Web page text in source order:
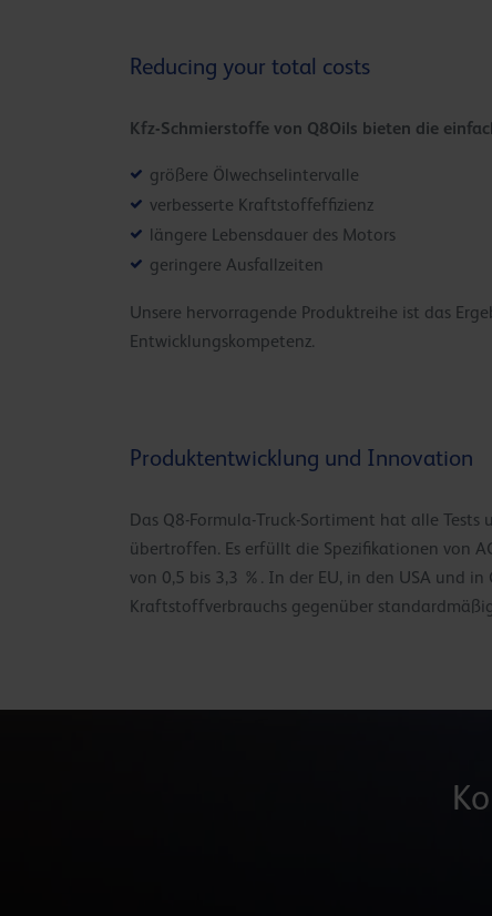
Reducing your total costs
Kfz-Schmierstoffe von Q8Oils bieten die
größere Ölwechselintervalle
verbesserte Kraftstoffeffizienz
längere Lebensdauer des Motors
geringere Ausfallzeiten
Unsere hervorragende Produktreihe ist das
Entwicklungskompetenz.
Produktentwicklung und Innovation
Das Q8-Formula-Truck-Sortiment hat alle
übertroffen. Es erfüllt die Spezifikationen von
von 0,5 bis 3,3 %. In der EU, in den USA und
Kraftstoffverbrauchs gegenüber